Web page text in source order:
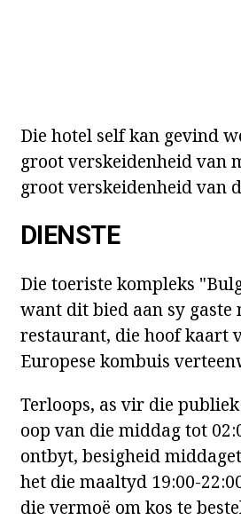
Die hotel self kan gevind
groot verskeidenheid van
groot verskeidenheid van
DIENSTE
Die toeriste kompleks
want dit bied aan sy gaste
restaurant, die hoof kaart
Europese kombuis
Terloops, as vir die
oop van die middag tot
ontbyt, besigheid
het die maaltyd 19:00-
die vermoë om kos te